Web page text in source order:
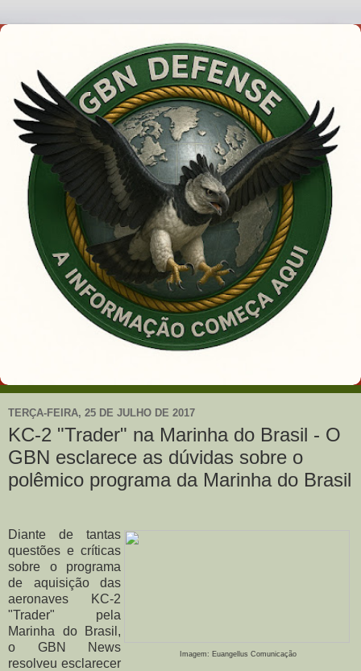
TERÇA-FEIRA, 25 DE JULHO DE 2017
KC-2 "Trader" na Marinha do Brasil - O
GBN esclarece as dúvidas sobre o
polêmico programa da Marinha do Brasil
Imagem: Euangellus Comunicação
Diante de tantas
questões e críticas
sobre o programa
de aquisição das
aeronaves KC-2
"Trader" pela
Marinha do Brasil,
o GBN News
resolveu esclarecer